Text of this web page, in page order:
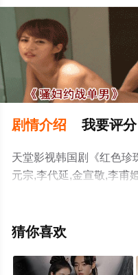
剧情介绍 我要评分
天堂影视韩国剧《红色珍
元宗,李代延,金宣敬,李甫
이정용,채빈等演员精彩
信息可移步至豆瓣电视剧
猜你喜欢